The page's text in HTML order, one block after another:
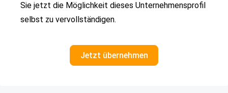
Sie jetzt die Möglichkeit dieses Unternehmensprofil
selbst zu vervollständigen.
Jetzt übernehmen